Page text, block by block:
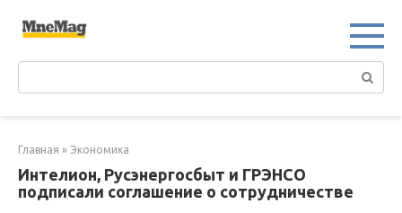
Главная » Экономика
Интелион, Русэнергосбыт и ГРЭНСО
подписали соглашение о сотрудничестве